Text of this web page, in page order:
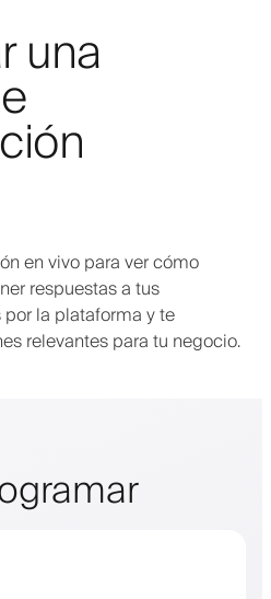
una
en vivo para ver cómo
respuestas a tus
la plataforma y te
relevantes para tu negocio.